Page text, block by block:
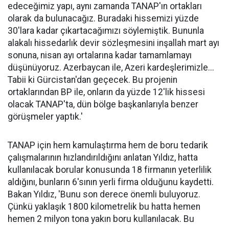
edeceğimiz yapı, aynı zamanda TANAP'ın ortakları
olarak da bulunacağız. Buradaki hissemizi yüzde
30'lara kadar çıkartacağımızı söylemiştik. Bununla
alakalı hissedarlık devir sözleşmesini inşallah mart ayı
sonuna, nisan ayı ortalarına kadar tamamlamayı
düşünüyoruz. Azerbaycan ile, Azeri kardeşlerimizle...
Tabii ki Gürcistan'dan geçecek. Bu projenin
ortaklarından BP ile, onların da yüzde 12'lik hissesi
olacak TANAP'ta, dün bölge başkanlarıyla benzer
görüşmeler yaptık.'
TANAP için hem kamulaştırma hem de boru tedarik
çalışmalarının hızlandırıldığını anlatan Yıldız, hatta
kullanılacak borular konusunda 18 firmanın yeterlilik
aldığını, bunların 6'sının yerli firma olduğunu kaydetti.
Bakan Yıldız, 'Bunu son derece önemli buluyoruz.
Çünkü yaklaşık 1800 kilometrelik bu hatta hemen
hemen 2 milyon tona yakın boru kullanılacak. Bu